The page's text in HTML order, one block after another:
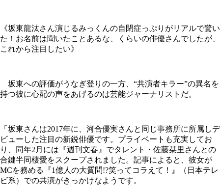
《坂東龍汰さん演じるみっくんの自閉症っぷりがリアルで驚い
た！お名前は聞いたことあるな、くらいの俳優さんでしたが、
これから注目したい》
坂東への評価がうなぎ登りの一方、“共演者キラー”の異名を
持つ彼に心配の声をあげるのは芸能ジャーナリストだ。
「坂東さんは2017年に、河合優実さんと同じ事務所に所属しデ
ビューした注目の新鋭俳優です。プライベートも充実してお
り、同年2月には『週刊文春』でタレント・佐藤栞里さんとの
合鍵半同棲愛をスクープされました。記事によると、彼女が
MCを務める『1億人の大質問!?笑ってコラえて！』（日本テレ
ビ系）での共演がきっかけなようです。